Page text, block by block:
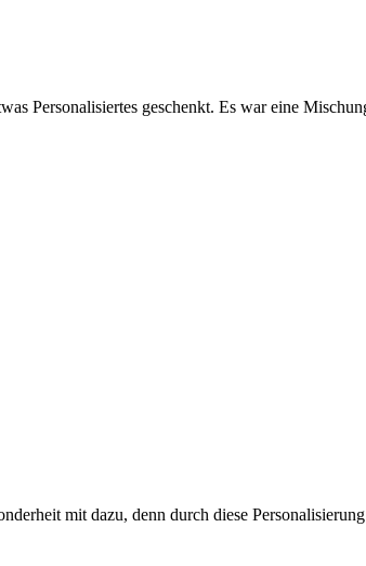
Personalisiertes geschenkt. Es war eine
mit dazu, denn durch diese